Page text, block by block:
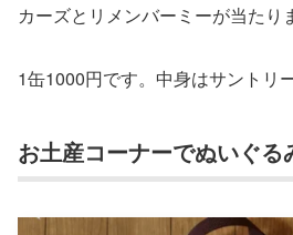
カーズとリメンバーミーが当たり
1缶1000円です。中身はサントリ
お土産コーナーでぬいぐ